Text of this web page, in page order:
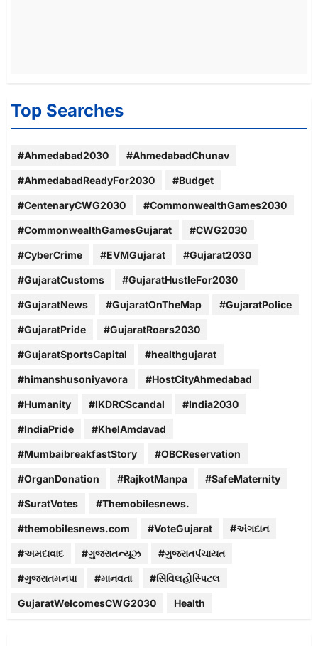
Top Searches
#Ahmedabad2030 #AhmedabadChunav
#AhmedabadReadyFor2030 #Budget
#CentenaryCWG2030 #CommonwealthGames2030
#CommonwealthGamesGujarat #CWG2030
#CyberCrime #EVMGujarat #Gujarat2030
#GujaratCustoms #GujaratHustleFor2030
#GujaratNews #GujaratOnTheMap #GujaratPolice
#GujaratPride #GujaratRoars2030
#GujaratSportsCapital #healthgujarat
#himanshusoniyavora #HostCityAhmedabad
#Humanity #IKDRCScandal #India2030
#IndiaPride #KhelAmdavad
#MumbaibreakfastStory #OBCReservation
#OrganDonation #RajkotManpa #SafeMaternity
#SuratVotes #Themobilesnews.
#themobilesnews.com #VoteGujarat #અંગદાન
#અમદાવાદ #ગુજરાતન્યૂઝ #ગુજરાતપંચાયત
#ગુજરાતમનપા #માનવતા #સિવિલહોસ્પિટલ
GujaratWelcomesCWG2030 Health